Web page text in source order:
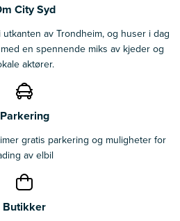
City Syd
av Trondheim, og huser i dag
en spennende miks av kjeder og
aktører.
Parkering
gratis parkering og muligheter for
av elbil
Butikker